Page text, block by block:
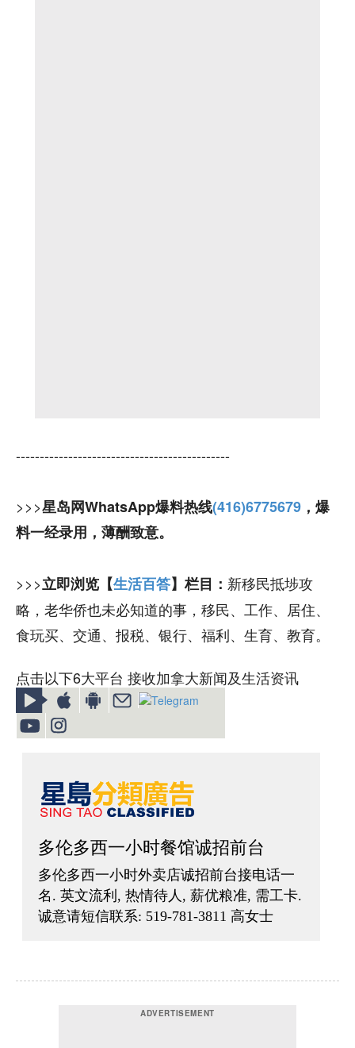
---------------------------------------------
>>>星岛网WhatsApp爆料热线(416)6775679 ，爆
料一经录用，薄酬致意。
>>>立即浏览【生活百答】栏目： 新移民抵埗攻
略，老华侨也未必知道的事，移民、工作、居住、
食玩买、交通、报税、银行、福利、生育、教育。
点击以下6大平台 接收加拿大新闻及生活资讯